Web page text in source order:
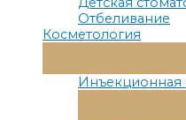
Отбеливание
Косметология
Инъекционная